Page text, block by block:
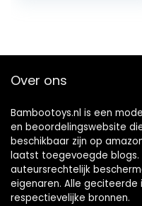
Over ons
Bambootoys.nl is een
en beoordelingswebsite
beschikbaar zijn op
laatst toegevoegde blogs.
auteursrechtelijk
eigenaren. Alle geciteerde
respectievelijke bronnen.